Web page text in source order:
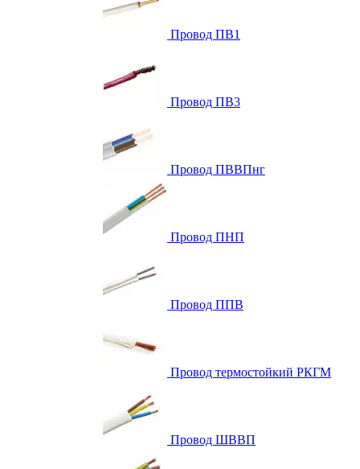
Провод ПВ1
Провод ПВ3
Провод ПВВПнг
Провод ПНП
Провод ППВ
Провод термостойкий РКГМ
Провод ШВВП